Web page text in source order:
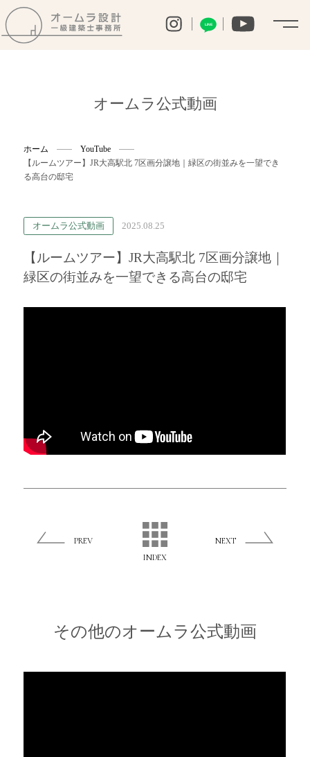
LINE
オームラ公式動画
ホーム
YouTube
【ルームツアー】JR大高駅北 7区画分譲地｜緑区の街並みを一望でき
る高台の邸宅
オームラ公式動画 2025.08.25
【ルームツアー】JR大高駅北 7区画分譲地｜
緑区の街並みを一望できる高台の邸宅
PREV
INDEX
NEXT
その他のオームラ公式動画